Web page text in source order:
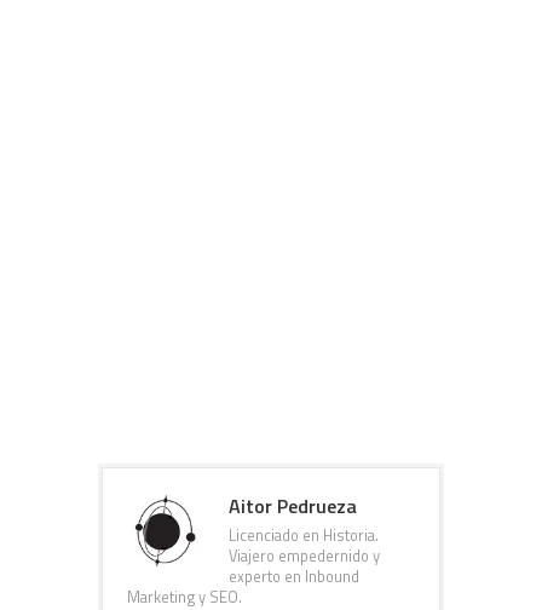
Aitor Pedrueza
Licenciado en Historia.
Viajero empedernido y
experto en Inbound
Marketing y SEO.